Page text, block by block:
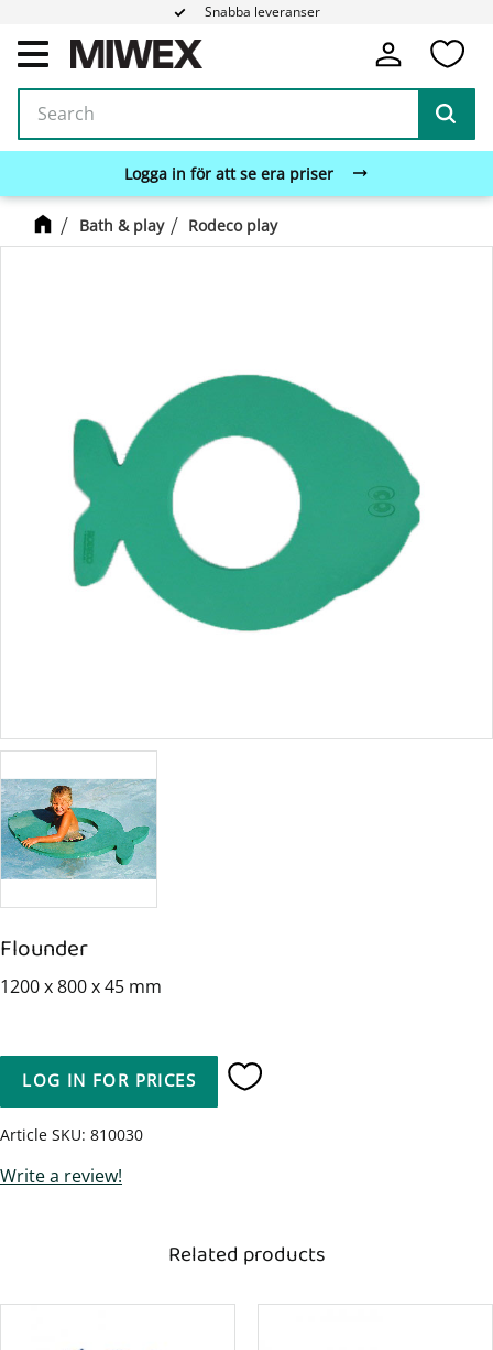
Menu
Snabba leveranser
Logga in för att se era priser
Bath & play Rodeco play
Flounder
1200 x 800 x 45 mm
LOG IN FOR PRICES Add to favorites
Article SKU 810030
Write a review!
Related products